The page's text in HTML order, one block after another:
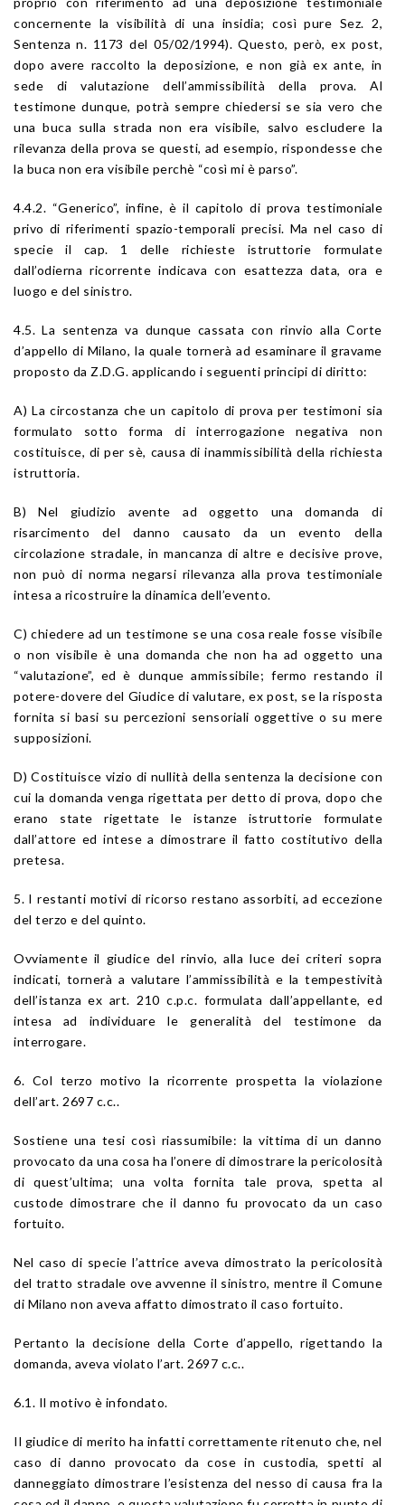
concernente la visibilità di una insidia; così pure Sez. 2,
Sentenza n. 1173 del 05/02/1994). Questo, però, ex post,
dopo avere raccolto la deposizione, e non già ex ante, in
sede di valutazione dell’ammissibilità della prova. Al
testimone dunque, potrà sempre chiedersi se sia vero che
una buca sulla strada non era visibile, salvo escludere la
rilevanza della prova se questi, ad esempio, rispondesse che
la buca non era visibile perchè “così mi è parso”.
4.4.2. “Generico”, infine, è il capitolo di prova testimoniale
privo di riferimenti spazio-temporali precisi. Ma nel caso di
specie il cap. 1 delle richieste istruttorie formulate
dall’odierna ricorrente indicava con esattezza data, ora e
luogo e del sinistro.
4.5. La sentenza va dunque cassata con rinvio alla Corte
d’appello di Milano, la quale tornerà ad esaminare il gravame
proposto da Z.D.G. applicando i seguenti principi di diritto:
A) La circostanza che un capitolo di prova per testimoni sia
formulato sotto forma di interrogazione negativa non
costituisce, di per sè, causa di inammissibilità della richiesta
istruttoria.
B) Nel giudizio avente ad oggetto una domanda di
risarcimento del danno causato da un evento della
circolazione stradale, in mancanza di altre e decisive prove,
non può di norma negarsi rilevanza alla prova testimoniale
intesa a ricostruire la dinamica dell’evento.
C) chiedere ad un testimone se una cosa reale fosse visibile
o non visibile è una domanda che non ha ad oggetto una
“valutazione”, ed è dunque ammissibile; fermo restando il
potere-dovere del Giudice di valutare, ex post, se la risposta
fornita si basi su percezioni sensoriali oggettive o su mere
supposizioni.
D) Costituisce vizio di nullità della sentenza la decisione con
cui la domanda venga rigettata per detto di prova, dopo che
erano state rigettate le istanze istruttorie formulate
dall’attore ed intese a dimostrare il fatto costitutivo della
pretesa.
5. I restanti motivi di ricorso restano assorbiti, ad eccezione
del terzo e del quinto.
Ovviamente il giudice del rinvio, alla luce dei criteri sopra
indicati, tornerà a valutare l’ammissibilità e la tempestività
dell’istanza ex art. 210 c.p.c. formulata dall’appellante, ed
intesa ad individuare le generalità del testimone da
interrogare.
6. Col terzo motivo la ricorrente prospetta la violazione
dell’art. 2697 c.c..
Sostiene una tesi così riassumibile: la vittima di un danno
provocato da una cosa ha l’onere di dimostrare la pericolosità
di quest’ultima; una volta fornita tale prova, spetta al
custode dimostrare che il danno fu provocato da un caso
fortuito.
Nel caso di specie l’attrice aveva dimostrato la pericolosità
del tratto stradale ove avvenne il sinistro, mentre il Comune
di Milano non aveva affatto dimostrato il caso fortuito.
Pertanto la decisione della Corte d’appello, rigettando la
domanda, aveva violato l’art. 2697 c.c..
6.1. Il motivo è infondato.
Il giudice di merito ha infatti correttamente ritenuto che, nel
caso di danno provocato da cose in custodia, spetti al
danneggiato dimostrare l’esistenza del nesso di causa fra la